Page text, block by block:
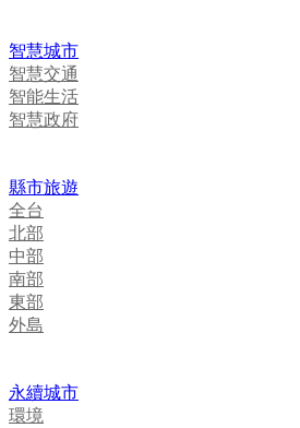
智慧城市
智慧交通
智能生活
智慧政府
縣市旅遊
全台
北部
中部
南部
東部
外島
永續城市
環境